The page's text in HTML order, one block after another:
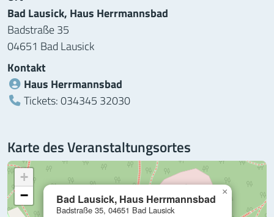
Bad Lausick, Haus Herrmannsbad
Badstraße 35
04651 Bad Lausick
Kontakt
Haus Herrmannsbad
Telefon:
Tickets: 034345 32030
Karte des Veranstaltungsortes
Bad Lausick, Haus Herrmannsbad
Badstraße 35, 04651 Bad Lausick
×
+
−